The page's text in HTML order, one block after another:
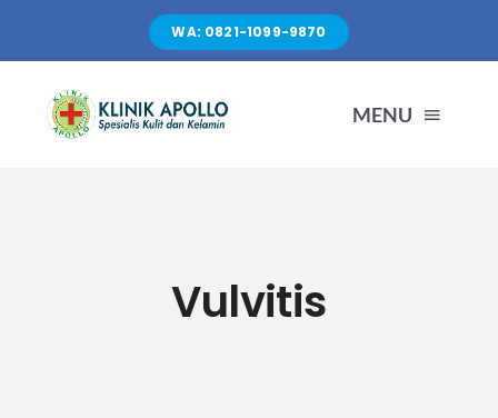
content
WA: 0821-1099-9870
MENU
LAYANAN
Vulvitis